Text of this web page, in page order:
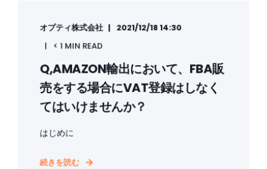
オプティ株式会社
2021/12/18 14:30
< 1 MIN READ
Q,AMAZON輸出において、FBA販
売をする場合にVAT登録はしなく
てはいけませんか？
はじめに
続きを読む